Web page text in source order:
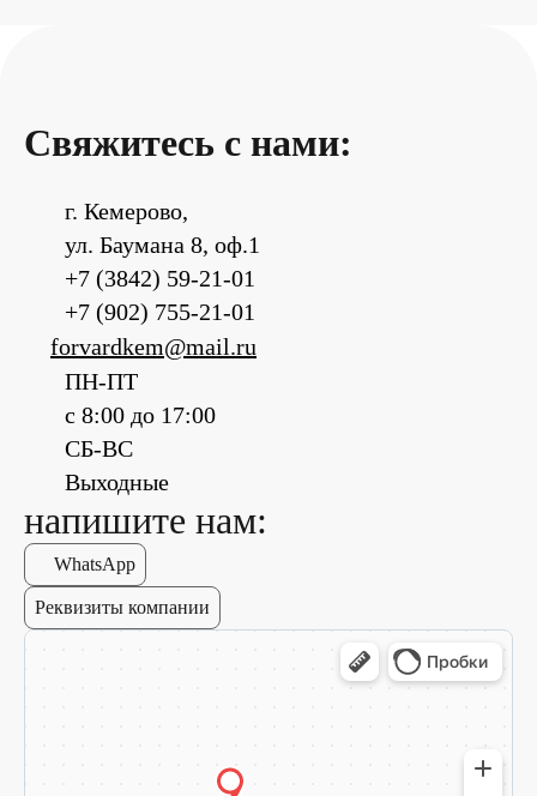
Свяжитесь с нами:
г. Кемерово,
ул. Баумана 8, оф.1
+7 (3842) 59-21-01
+7 (902) 755-21-01
forvardkem@mail.ru
ПН-ПТ
с 8:00 до 17:00
СБ-ВС
Выходные
напишите нам:
WhatsApp
Реквизиты компании